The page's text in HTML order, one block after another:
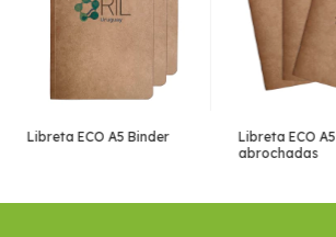
Libreta ECO A5 Binder
Libreta ECO A5
abrochadas